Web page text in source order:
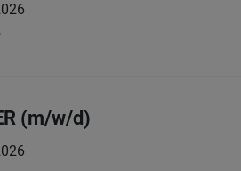
(m/w/d)